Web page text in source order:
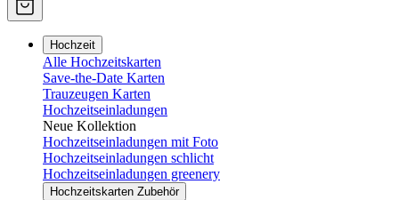
Hochzeit
Alle Hochzeitskarten
Save-the-Date Karten
Trauzeugen Karten
Hochzeitseinladungen
Neue Kollektion
Hochzeitseinladungen mit Foto
Hochzeitseinladungen schlicht
Hochzeitseinladungen greenery
Hochzeitskarten Zubehör